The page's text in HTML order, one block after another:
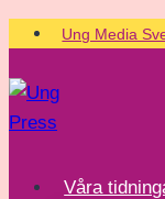
Skip
content
Ung Media
Våra